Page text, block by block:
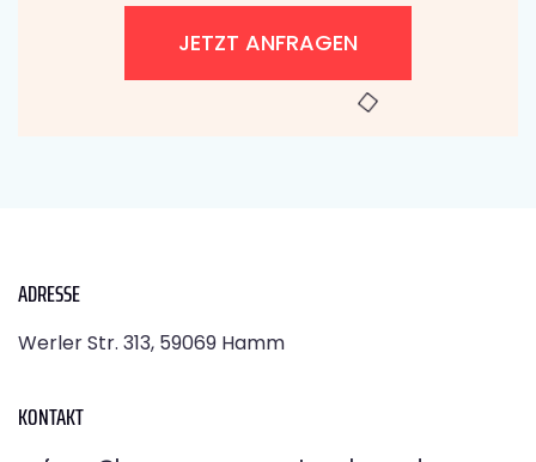
JETZT ANFRAGEN
ADRESSE
Werler Str. 313, 59069 Hamm
KONTAKT